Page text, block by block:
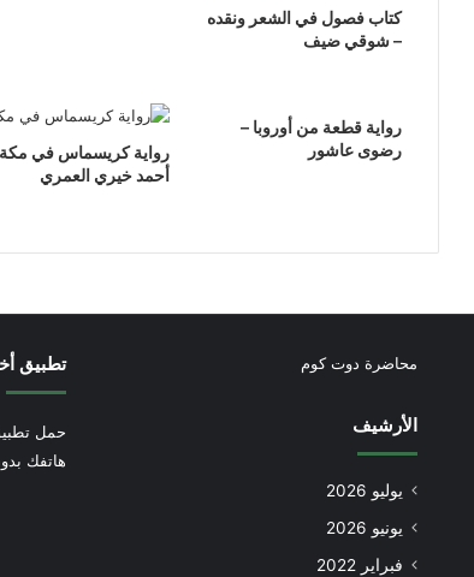
كتاب فصول في الشعر ونقده
– شوقي ضيف
رواية قطعة من أوروبا –
رضوى عاشور
رواية كريسماس في
أحمد خيري العمري
محاضرة دوت كوم
الأرشيف
يوليو 2026
يونيو 2026
فبراير 2022
تطبيق
حمل
هاتفك